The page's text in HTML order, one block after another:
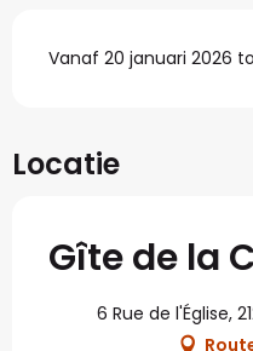
Vanaf 20 januari 2026
Locatie
Gîte de la
6 Rue de l'Église,